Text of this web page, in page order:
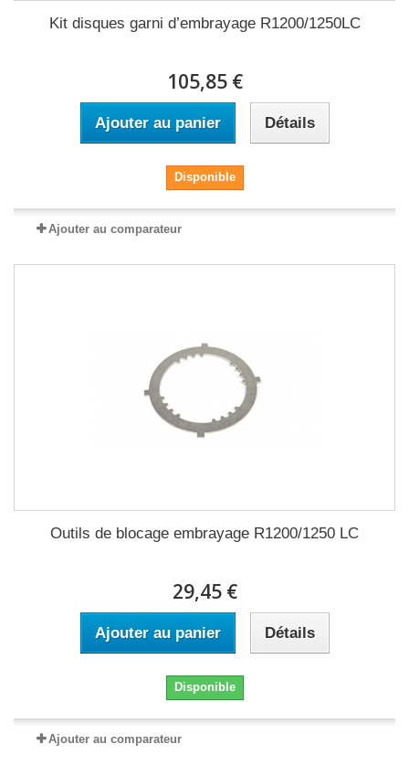
Kit disques garni d’embrayage R1200/1250LC
105,85 €
Ajouter au panier Détails
Disponible
Ajouter au comparateur
Outils de blocage embrayage R1200/1250 LC
29,45 €
Ajouter au panier Détails
Disponible
Ajouter au comparateur